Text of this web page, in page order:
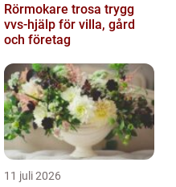
Rörmokare trosa trygg
vvs-hjälp för villa, gård
och företag
11 juli 2026